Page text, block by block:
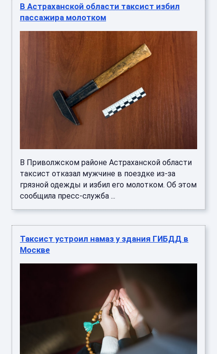
В Астраханской области таксист избил
пассажира молотком
В Приволжском районе Астраханской области
таксист отказал мужчине в поездке из-за
грязной одежды и избил его молотком. Об этом
сообщила пресс-служба ...
Таксист устроил намаз у здания ГИБДД в
Москве